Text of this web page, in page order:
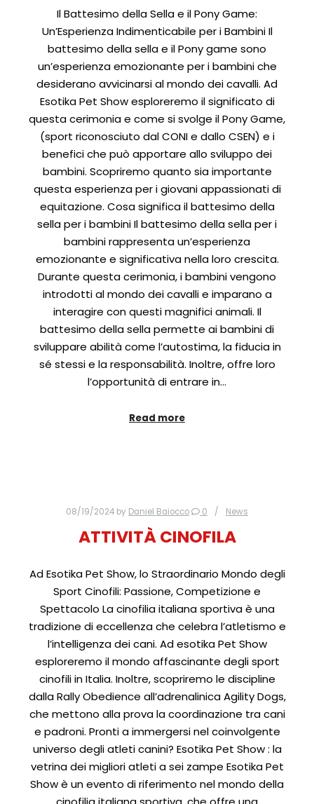
Il Battesimo della Sella e il Pony Game:
Un’Esperienza Indimenticabile per i Bambini Il
battesimo della sella e il Pony game sono
un’esperienza emozionante per i bambini che
desiderano avvicinarsi al mondo dei cavalli. Ad
Esotika Pet Show esploreremo il significato di
questa cerimonia e come si svolge il Pony Game,
(sport riconosciuto dal CONI e dallo CSEN) e i
benefici che può apportare allo sviluppo dei
bambini. Scopriremo quanto sia importante
questa esperienza per i giovani appassionati di
equitazione. Cosa significa il battesimo della
sella per i bambini Il battesimo della sella per i
bambini rappresenta un’esperienza
emozionante e significativa nella loro crescita.
Durante questa cerimonia, i bambini vengono
introdotti al mondo dei cavalli e imparano a
interagire con questi magnifici animali. Il
battesimo della sella permette ai bambini di
sviluppare abilità come l’autostima, la fiducia in
sé stessi e la responsabilità. Inoltre, offre loro
l’opportunità di entrare in…
Read more
08/19/2024 by Daniel Baiocco 0 News
ATTIVITÀ CINOFILA
Ad Esotika Pet Show, lo Straordinario Mondo degli
Sport Cinofili: Passione, Competizione e
Spettacolo La cinofilia italiana sportiva è una
tradizione di eccellenza che celebra l’atletismo e
l’intelligenza dei cani. Ad esotika Pet Show
esploreremo il mondo affascinante degli sport
cinofili in Italia. Inoltre, scopriremo le discipline
dalla Rally Obedience all’adrenalinica Agility Dogs,
che mettono alla prova la coordinazione tra cani
e padroni. Pronti a immergersi nel coinvolgente
universo degli atleti canini? Esotika Pet Show : la
vetrina dei migliori atleti a sei zampe Esotika Pet
Show è un evento di riferimento nel mondo della